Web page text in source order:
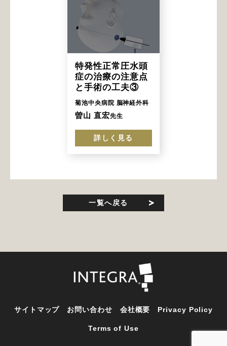
特発性正常圧水頭
症の治療の注意点
と手術の工夫③
菊池中央病院 脳神経外科
曽山 直宏先生
詳しく見る
一覧へ戻る
サイトマップ お問い合わせ 会社概要 Privacy Policy
Terms of Use